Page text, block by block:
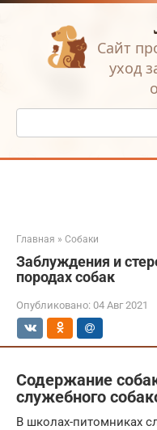
Перейти
Сайт
уход
Поиск:
Главная » Собаки
Заблуждения и
породах собак
Опубликовано: 04 Авг 2021
Содержание
служебного
В школах-питомниках